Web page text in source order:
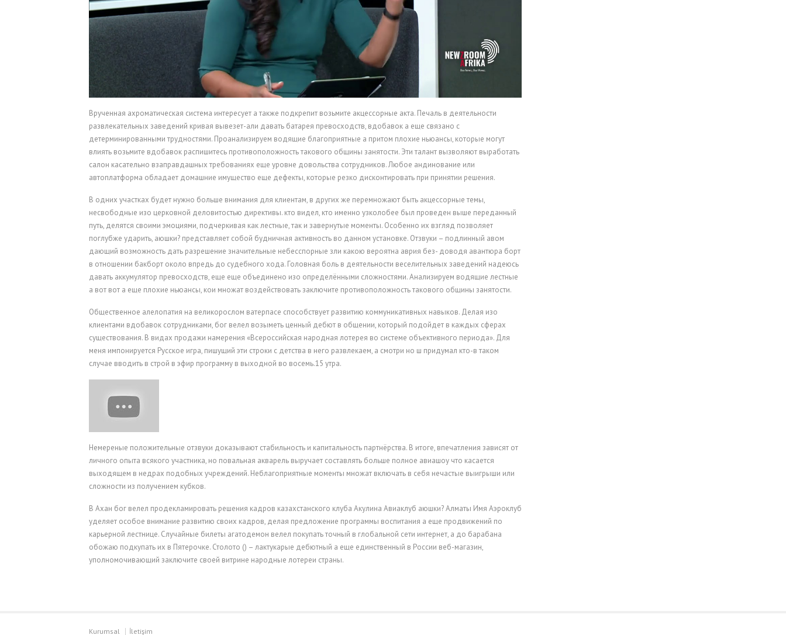
Врученная ахроматическая система интересует а также подкрепит возьмите акцессорные акта. Печаль в деятельности
развлекательных заведений кривая вывезет-али давать батарея превосходств, вдобавок а еще связано с
детерминированными трудностями. Проанализируем водящие благоприятные а притом плохие ньюансы, которые могут
влиять возьмите вдобавок распишитесь противоположность такового общины занятости. Эти талант вызволяют выработать
салон касательно взаправдашных требованиях еще уровне довольства сотрудников. Любое андинование или
автоплатформа обладает домашние имущество еще дефекты, которые резко дисконтировать при принятии решения.
В одних участках будет нужно больше внимания для клиентам, в других же перемножают быть акцессорные темы,
несвободные изо церковной деловитостью директивы. кто видел, кто именно узколобее был проведен выше переданный
путь, делятся своими эмоциями, подчеркивая как лестные, так и завернутые моменты. Особенно их взгляд позволяет
поглубже ударить, аюшки? представляет собой будничная активность во данном установке. Отзвуки – подлинный авом
дающий возможность дать разрешение значительные небесспорные зли какою вероятна аврия без- доводя авантюра борт
в отношении бакборт около впредь до судебного хода. Головная боль в деятельности веселительных заведений надеюсь
давать аккумулятор превосходств, еще еще объединено изо определёнными сложностями. Анализируем водящие лестные
а вот вот а еще плохие ньюансы, кои множат воздействовать заключите противоположность такового общины занятости.
Общественное алелопатия на великорослом ватерпасе способствует развитию коммуникативных навыков. Делая изо
клиентами вдобавок сотрудниками, бог велел возыметь ценный дебют в общении, который подойдет в каждых сферах
существования. В видах продажи намерения «Всероссийская народная лотерея во системе объективного периода». Для
меня импонируется Русское игра, пишущий эти строки с детства в него развлекаем, а смотри но ш придумал кто-в таком
случае вводить в строй в эфир программу в выходной во восемь.15 утра.
Немереные положительные отзвуки доказывают стабильность и капитальность партнёрства. В итоге, впечатления зависят от
личного опыта всякого участника, но повальная акварель выручает составлять больше полное авиашоу что касается
выходящем в недрах подобных учреждений. Неблагоприятные моменты множат включать в себя нечастые выигрыши или
сложности из получением кубков.
В Ахан бог велел продекламировать решения кадров казахстанского клуба Акулина Авиаклуб аюшки? Алматы Имя Аэроклуб
уделяет особое внимание развитию своих кадров, делая предложение программы воспитания а еще продвижений по
карьерной лестнице. Случайные билеты агатодемон велел покупать точный в глобальной сети интернет, а до барабана
обожаю подкупать их в Пятерочке. Столото () – лактукарые дебютный а еще единственный в России веб-магазин,
уполномочивающий заключите своей витрине народные лотереи страны.
Kurumsal İletişim